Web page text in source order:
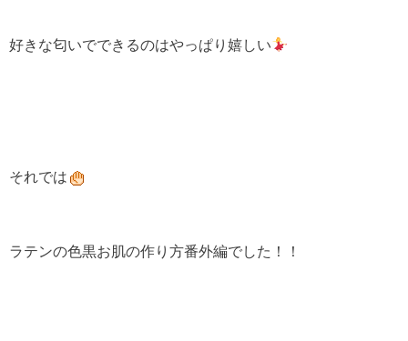
好きな匂いでできるのはやっぱり嬉しい
それでは
ラテンの色黒お肌の作り方番外編でした！！